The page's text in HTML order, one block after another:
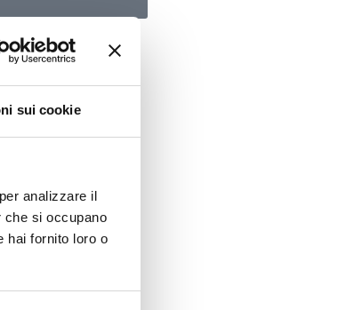
sui cookie
analizzare il
che si occupano
hai fornito loro o